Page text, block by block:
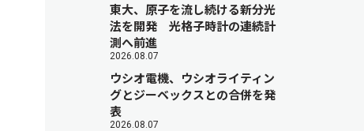
東大、原子を流し続ける新分光
法を開発 光格子時計の連続計
測へ前進
2026.08.07
ウシオ電機、ウシオライティン
グとジーベックスとの合併を発
表
2026.08.07